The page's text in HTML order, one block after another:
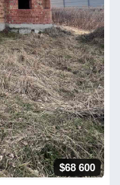
$68 600